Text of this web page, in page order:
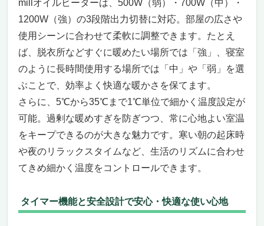
millオイルヒーターは、500W（弱）・700W（中）・
1200W（強）の3段階出力切替に対応。部屋の広さや
使用シーンに合わせて柔軟に調整できます。たとえ
ば、脱衣所などすぐに暖めたい場所では「強」、寝室
のように長時間使用する場所では「中」や「弱」を選
ぶことで、効率よく快適な暖かさを保てます。
さらに、5℃から35℃まで1℃単位で細かく温度設定が
可能。過剰な暖めすぎを防ぎつつ、常に心地よい室温
をキープできるのが大きな魅力です。寒い朝の起床時
や夜のリラックスタイムなど、生活のリズムに合わせ
てきめ細かく温度をコントロールできます。
タイマー機能と安全設計で安心・快適な使い心地